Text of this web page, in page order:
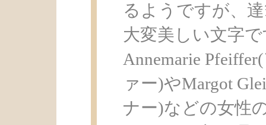
るようですが、
大変美しい文字
Annemarie
ァー)やMargot
ナー)などの女性